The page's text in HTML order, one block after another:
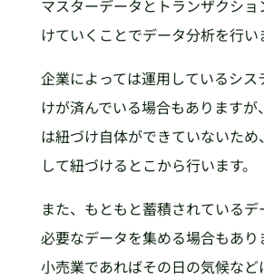
マスターデータとトランザクシ
けていくことでデータ分析を行い
企業によっては運用しているシス
けが済んでいる場合もありますが
は紐づけ自体ができていないた
して紐づけるとこから行います。
また、もともと蓄積されているデ
必要なデータを集める場合もあり
小売業であればその日の気候など